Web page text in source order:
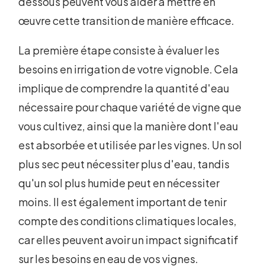
œuvre cette transition de manière efficace.
La première étape consiste à évaluer les
besoins en irrigation de votre vignoble. Cela
implique de comprendre la quantité d'eau
nécessaire pour chaque variété de vigne que
vous cultivez, ainsi que la manière dont l'eau
est absorbée et utilisée par les vignes. Un sol
plus sec peut nécessiter plus d'eau, tandis
qu'un sol plus humide peut en nécessiter
moins. Il est également important de tenir
compte des conditions climatiques locales,
car elles peuvent avoir un impact significatif
sur les besoins en eau de vos vignes.